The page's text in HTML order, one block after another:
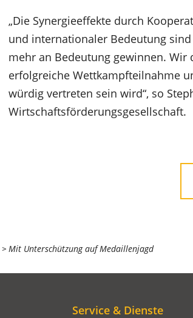
„Die Synergieeffekte durch
und internationaler Bedeutung
mehr an Bedeutung gewinnen. Wir
erfolgreiche Wettkampfteilnahme
würdig vertreten sein wird“, so
Wirtschaftsförderungsgesellschaft.
Mit Unterschützung auf Medaillenjagd
Service & Dienste